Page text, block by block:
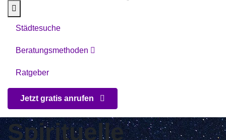
Städtesuche
Beratungsmethoden
Ratgeber
Jetzt gratis anrufen
Spirituelle